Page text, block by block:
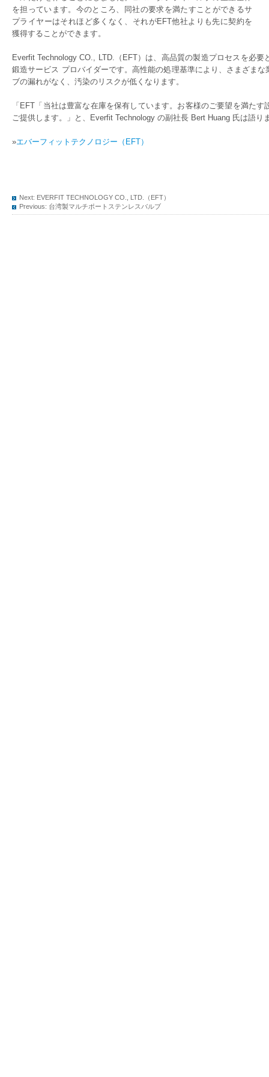
を担っています。今のところ、同社の要求を満たすことができるサ
プライヤーはそれほど多くなく、それがEFT他社よりも先に契約を
獲得することができます。
Everfit Technology CO., LTD.（EFT）は、高品質の製造プロセスを必
鍛造サービス プロバイダーです。高性能の処理基準により、さまざま
ブの漏れがなく、汚染のリスクが低くなります。
「EFT「当社は豊富な在庫を保有しています。お客様のご要望を満た
ご提供します。」と、Everfit Technology の副社長 Bert Huang 氏は語り
»エバーフィットテクノロジー（EFT）
Next: EVERFIT TECHNOLOGY CO., LTD.（EFT）
Previous: 台湾製マルチポートステンレスバルブ